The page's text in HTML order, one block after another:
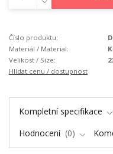
Číslo produktu:
Materiál / Material:
Velikost / Size:
Hlídat cenu / dostupnost
Kompletní specifikace
Hodnocení
0